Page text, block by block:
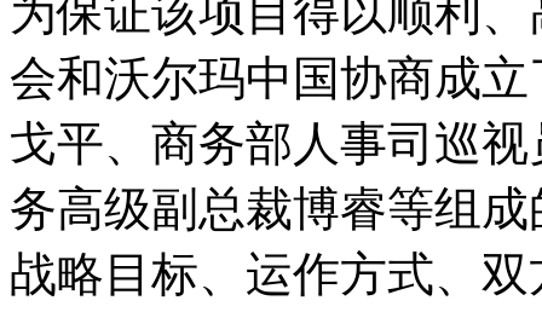
为保证该项目得以顺利
会和沃尔玛中国协商成
戈平、商务部人事司巡
务高级副总裁博睿等组
战略目标、运作方式、